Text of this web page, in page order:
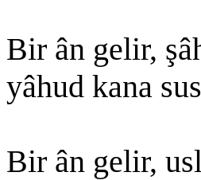
Bir ân gelir,
yâhud kana
Bir ân gelir,